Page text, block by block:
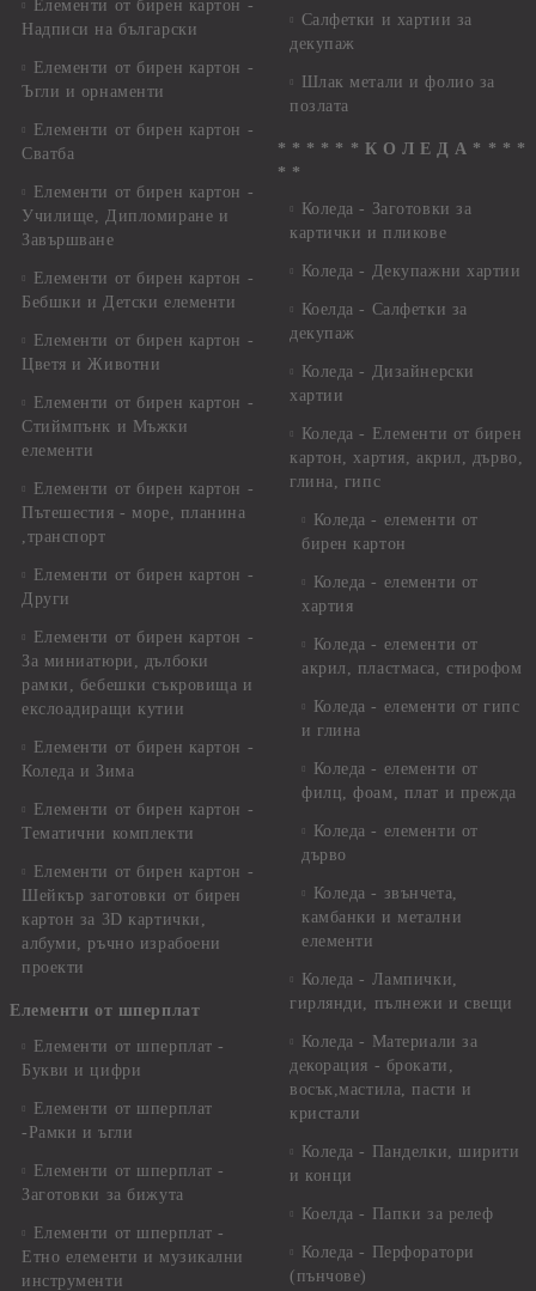
Елементи от бирен картон -
Надписи на български
Елементи от бирен картон -
Ъгли и орнаменти
Елементи от бирен картон -
Сватба
Елементи от бирен картон -
Училище, Дипломиране и
Завършване
Елементи от бирен картон -
Бебшки и Детски елементи
Елементи от бирен картон -
Цветя и Животни
Елементи от бирен картон -
Стиймпънк и Мъжки
елементи
Елементи от бирен картон -
Пътешестия - море, планина
,транспорт
Елементи от бирен картон -
Други
Елементи от бирен картон -
За миниатюри, дълбоки
рамки, бебешки съкровища и
екслоадиращи кутии
Елементи от бирен картон -
Коледа и Зима
Елементи от бирен картон -
Тематични комплекти
Елементи от бирен картон -
Шейкър заготовки от бирен
картон за 3D картички,
албуми, ръчно израбоени
проекти
Елементи от шперплат
Елементи от шперплат -
Букви и цифри
Елементи от шперплат
-Рамки и ъгли
Елементи от шперплат -
Заготовки за бижута
Елементи от шперплат -
Етно елементи и музикални
инструменти
Салфетки и хартии за
декупаж
Шлак метали и фолио за
позлата
* * * * * * К О Л Е Д А * * * *
* *
Коледа - Заготовки за
картички и пликове
Коледа - Декупажни хартии
Коелда - Салфетки за
декупаж
Коледа - Дизайнерски
хартии
Коледа - Eлементи от бирен
картон, хартия, акрил, дърво,
глина, гипс
Коледа - елементи от
бирен картон
Коледа - елементи от
хартия
Коледа - елементи от
акрил, пластмаса, стирофом
Коледа - елементи от гипс
и глина
Коледа - елементи от
филц, фоам, плат и прежда
Коледа - елементи от
дърво
Коледа - звънчета,
камбанки и метални
елементи
Коледа - Лампички,
гирлянди, пълнежи и свещи
Коледа - Материали за
декорация - брокати,
восък,мастила, пасти и
кристали
Коледа - Панделки, ширити
и конци
Коелда - Папки за релеф
Коледа - Перфоратори
(пънчове)